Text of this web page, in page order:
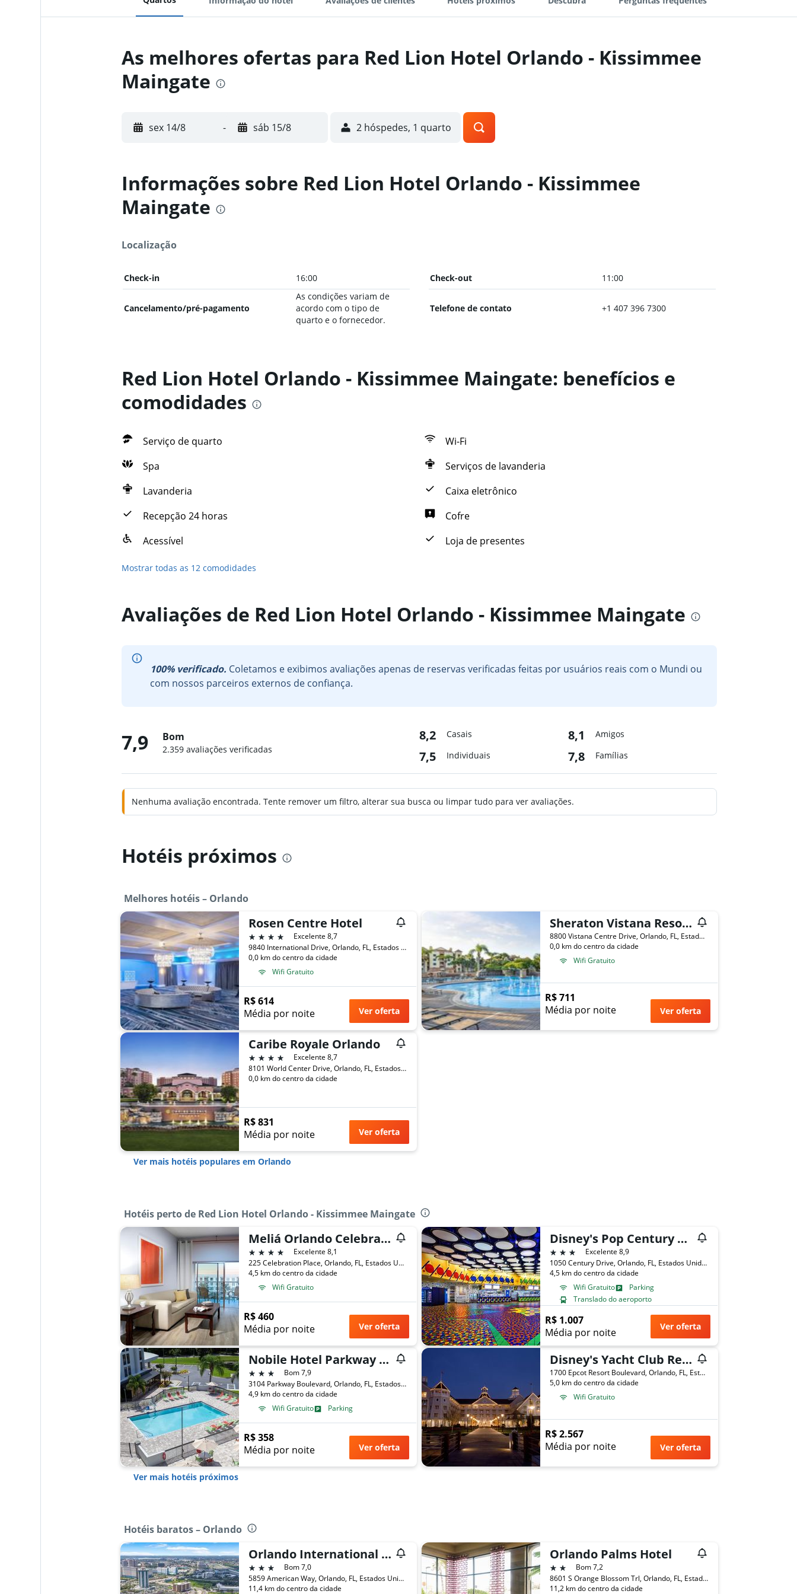
As melhores ofertas para Red Lion Hotel Orlando - Kissimmee
Maingate
sex 14/8 - sáb 15/8 2 hóspedes, 1 quarto
Informações sobre Red Lion Hotel Orlando - Kissimmee
Maingate
Localização
Check-in 16:00 Check-out 11:00
Cancelamento/pré-pagamento
As condições variam de
acordo com o tipo de
quarto e o fornecedor.
Telefone de contato +1 407 396 7300
Red Lion Hotel Orlando - Kissimmee Maingate: benefícios e
comodidades
Serviço de quarto
Wi-Fi
Spa
Serviços de lavanderia
Lavanderia
Caixa eletrônico
Recepção 24 horas
Cofre
Acessível
Loja de presentes
Mostrar todas as 12 comodidades
Avaliações de Red Lion Hotel Orlando - Kissimmee Maingate
100% verificado. Coletamos e exibimos avaliações apenas de reservas verificadas feitas por usuários reais com o Mundi ou
com nossos parceiros externos de confiança.
7,9 Bom
2.359 avaliações verificadas
8,2 Casais 8,1 Amigos
7,5 Individuais 7,8 Famílias
Nenhuma avaliação encontrada. Tente remover um filtro, alterar sua busca ou limpar tudo para ver avaliações.
Hotéis próximos
Melhores hotéis – Orlando
Rosen Centre Hotel
4 estrelas
Excelente 8,7
9840 International Drive, Orlando, FL, Estados Unidos
0,0 km do centro da cidade
Wifi Gratuito
R$ 614
Média por noite
Ver oferta
Sheraton Vistana Resort Villas, Lake Buena Vista/Orlando
8800 Vistana Centre Drive, Orlando, FL, Estados Unidos
0,0 km do centro da cidade
Wifi Gratuito
R$ 711
Média por noite
Ver oferta
Caribe Royale Orlando
4 estrelas
Excelente 8,7
8101 World Center Drive, Orlando, FL, Estados Unidos
0,0 km do centro da cidade
R$ 831
Média por noite
Ver oferta
Ver mais hotéis populares em Orlando
Hotéis perto de Red Lion Hotel Orlando - Kissimmee Maingate
Meliá Orlando Celebration
4 estrelas
Excelente 8,1
225 Celebration Place, Orlando, FL, Estados Unidos
4,5 km do centro da cidade
Wifi Gratuito
R$ 460
Média por noite
Ver oferta
Disney's Pop Century Resort
3 estrelasExcelente 8,9
1050 Century Drive, Orlando, FL, Estados Unidos
4,5 km do centro da cidade
Wifi Gratuito
Parking
Translado do aeroporto
R$ 1.007
Média por noite
Ver oferta
Nobile Hotel Parkway at Celebration Orlando
3 estrelasBom 7,9
3104 Parkway Boulevard, Orlando, FL, Estados Unidos
4,9 km do centro da cidade
Wifi Gratuito
Parking
R$ 358
Média por noite
Ver oferta
Disney's Yacht Club Resort
1700 Epcot Resort Boulevard, Orlando, FL, Estados Unidos
5,0 km do centro da cidade
Wifi Gratuito
R$ 2.567
Média por noite
Ver oferta
Ver mais hotéis próximos
Hotéis baratos – Orlando
Orlando International Drive North Hotel
3 estrelasBom 7,0
5859 American Way, Orlando, FL, Estados Unidos
11,4 km do centro da cidade
Orlando Palms Hotel
2 estrelas
Bom 7,2
8601 S Orange Blossom Trl, Orlando, FL, Estados Unidos
11,2 km do centro da cidade